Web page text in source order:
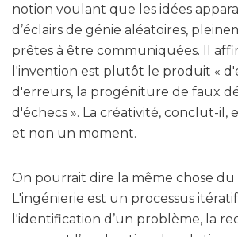
notion voulant que les idées
d’éclairs de génie aléatoires,
prêtes à être communiquées. Il
l'invention est plutôt le produit «
d'erreurs, la progéniture de faux
d'échecs ». La créativité, conclut-il,
et non un moment.
On pourrait dire la même chose du
L'ingénierie est un processus
l'identification d’un problème, la